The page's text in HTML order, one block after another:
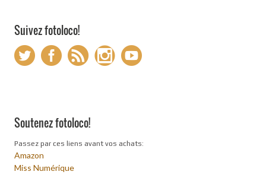
Suivez fotoloco!
Soutenez fotoloco!
Passez par ces liens avant vos achats:
Amazon
Miss Numérique